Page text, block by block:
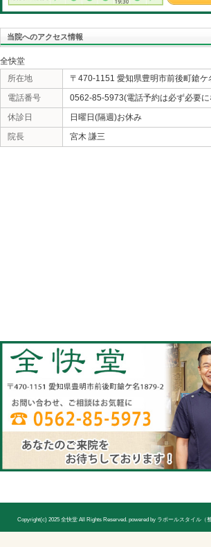
説明能力だけで無く話芸&歌って踊れ
に行ってるよ)。
«少ないよ
当院へのアクセス情報
全快堂
所在地
〒470-1151 愛知県
電話番号
0562-85-5973(電話
院長
宮木 謙三